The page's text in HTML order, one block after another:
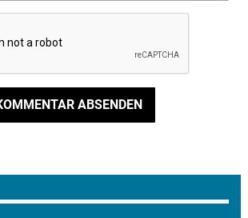
ABSENDEN